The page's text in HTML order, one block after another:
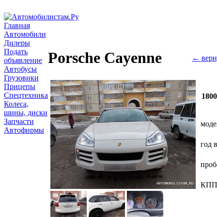
Главная
Автомобили
Дилеры
Подать
объявление
Автобусы
Грузовики
Прицепы
Спецтехника
Колеса,
шины, диски
Запчасти
Автофирмы
Porsche Cayenne ←
год
КПП